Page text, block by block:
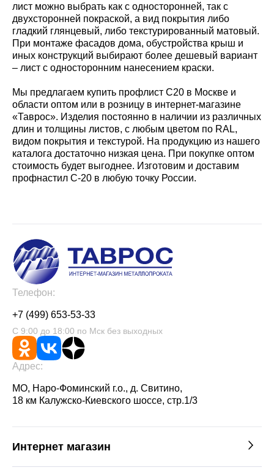
лист можно выбрать как с односторонней, так с
двухсторонней покраской, а вид покрытия либо
гладкий глянцевый, либо текстурированный матовый.
При монтаже фасадов дома, обустройства крыш и
иных конструкций выбирают более дешевый вариант
– лист с односторонним нанесением краски.
Мы предлагаем купить профлист С20 в Москве и
области оптом или в розницу в интернет-магазине
«Таврос». Изделия постоянно в наличии из различных
длин и толщины листов, с любым цветом по RAL,
видом покрытия и текстурой. На продукцию из нашего
каталога достаточно низкая цена. При покупке оптом
стоимость будет выгоднее. Изготовим и доставим
профнастил С-20 в любую точку России.
Телефон:
+7 (499) 653-53-33
С 9:00 до 18:00 по Мск без выходных
Адрес:
МО, Наро-Фоминский г.о., д. Свитино,
18 км Калужско-Киевского шоссе, стр.1/3
Интернет магазин